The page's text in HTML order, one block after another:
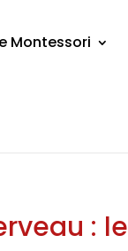
Montessori
: